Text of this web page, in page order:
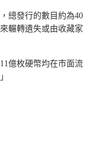
總發行的數目約為40
輾轉遺失或由收藏家
億枚硬幣均在市面流